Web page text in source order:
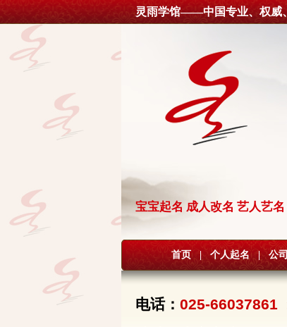
灵雨学馆——中国专业、权威
宝宝起名 成人改名 艺人艺
首页 | 个人起名 | 公
电话： 025-66037861